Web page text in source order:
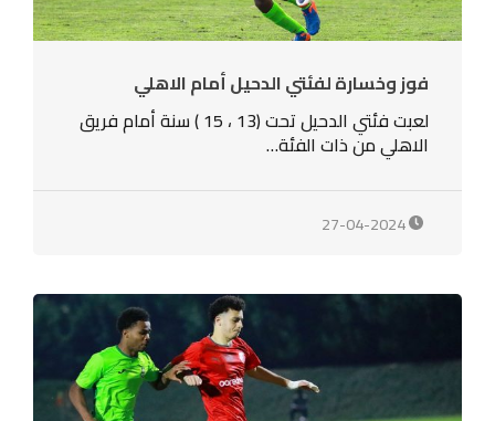
فوز وخسارة لفئتي الدحيل أمام الاهلي
لعبت فئتي الدحيل تحت (13 ، 15 ) سنة أمام فريق
الاهلي من ذات الفئة…
27-04-2024